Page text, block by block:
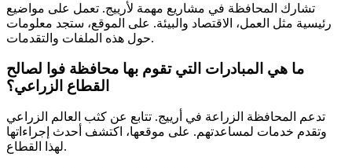
تشارك المحافظة في مشاريع مهمة لأرييج. تعمل على مواضيع
رئيسية مثل العمل، الاقتصاد والبيئة. على الموقع، ستجد معلومات
حول هذه الملفات والتقدمات.
ما هي المبادرات التي تقوم بها محافظة فوا لصالح
القطاع الزراعي؟
تدعم المحافظة الزراعة في أرييج. تتابع عن كثب العالم الزراعي
وتقدم خدمات لمساعدتهم. على موقعها، اكتشف أحدث إجراءاتها
لهذا القطاع.